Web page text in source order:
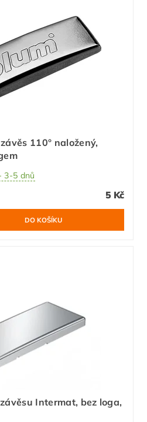
110° naložený,
3-5 dnů
5 Kč
Intermat, bez loga,